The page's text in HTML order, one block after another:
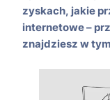
zyskach, jakie
internetowe –
znajdziesz w